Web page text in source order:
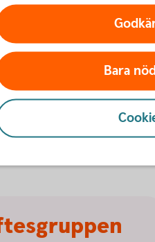
och
av arv (pdf)
(pdf)
Bara